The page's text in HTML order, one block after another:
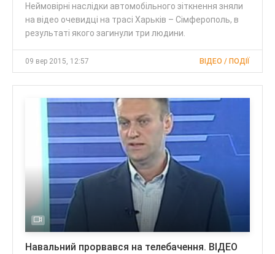
Неймовірні наслідки автомобільного зіткнення зняли
на відео очевидці на трасі Харьків – Сімферополь, в
результаті якого загинули три людини.
09 вер 2015, 12:57 ВІДЕО / ПОДІЇ
Навальний прорвався на телебачення. ВІДЕО